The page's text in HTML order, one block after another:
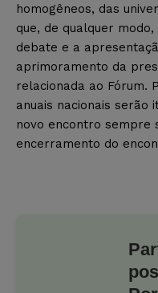
homogêneos, das
que, de qualquer
debate e a
aprimoramento da
relacionada ao Fórum.
anuais nacionais serão
novo encontro sempre
encerramento do